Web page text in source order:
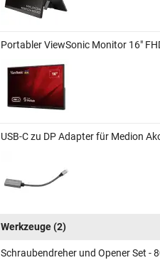
Portabler ViewSonic Monitor 16"
USB-C zu DP Adapter für Medion
Werkzeuge(2)
Schraubendreher und Opener Set -